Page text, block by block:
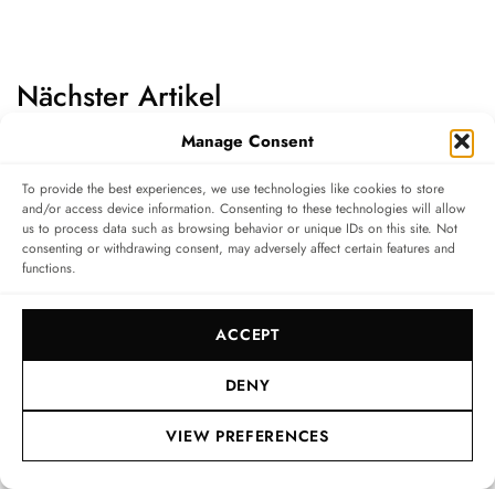
Manage Consent
To provide the best experiences, we use technologies like cookies to store
and/or access device information. Consenting to these technologies will allow
us to process data such as browsing behavior or unique IDs on this site. Not
consenting or withdrawing consent, may adversely affect certain features and
functions.
ACCEPT
DENY
VIEW PREFERENCES
Nächster Artikel